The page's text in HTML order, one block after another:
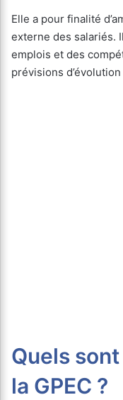
Elle a pour finalité
externe des salariés.
emplois et des
prévisions
Quels
la GPEC ?